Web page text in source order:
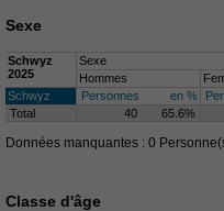
Sexe
Schwyz
2025
Sexe
Hommes
Schwyz
Personnes en %
Total
40 65.6%
Données manquantes : 0
Classe d'âge